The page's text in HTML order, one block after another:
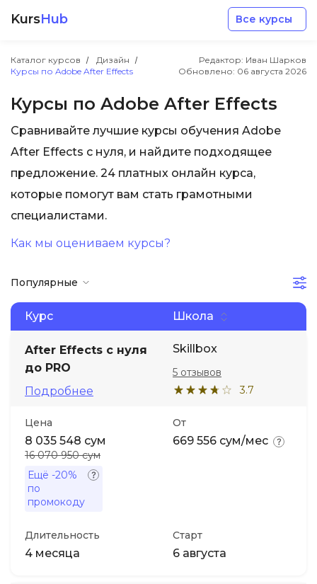
KursHub Все курсы
Каталог курсов
Дизайн
Курсы по Adobe After Effects
Редактор: Иван Шарков
Обновлено: 06 августа 2026
Курсы по Adobe After Effects
Сравнивайте лучшие курсы обучения Adobe
After Effects с нуля, и найдите подходящее
предложение. 24 платных онлайн курса,
которые помогут вам стать грамотными
специалистами.
Как мы оцениваем курсы?
Популярные
Курс Школа
After Effects с нуля
до PRO
Подробнее
Skillbox
3.7
5 отзывов
Цена
8 035 548 сум
16 070 950 сум
Ещё -20%
по
промокоду
От
669 556 сум/мес
Длительность
4 месяца
Старт
6 августа
Разработка
Маркетинг
Менеджмент
Иностранные языки
Soft Skills
ДПО
Детям
Акции и промокоды